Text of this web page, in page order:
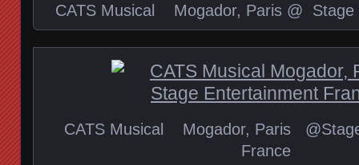
CATS Musical Mogador, Paris @ Stage
CATS Musical Mogador, Paris
France